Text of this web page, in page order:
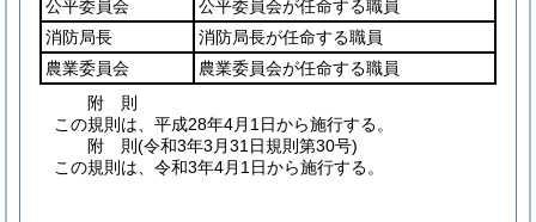
公平委員会
公平委員会が任命する職員
消防局長
消防局長が任命する職員
農業委員会
農業委員会が任命する職員
附 則
この規則は、平成28年4月1日から施行する。
附 則(令和3年3月31日規則第30号)
この規則は、令和3年4月1日から施行する。